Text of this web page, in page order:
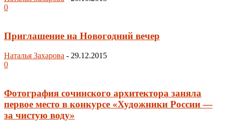
0
Приглашение на Новогодний вечер
Наталья Захарова - 29.12.2015
0
Фотография сочинского архитектора заняла
первое место в конкурсе «Художники России —
за чистую воду»